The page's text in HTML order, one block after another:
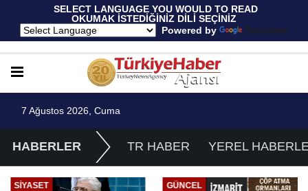
SELECT LANGUAGE YOU WOULD TO READ
OKUMAK İSTEDİĞİNİZ DİLİ SEÇİNİZ
Powered by
Translate
7 Ağustos 2026, Cuma
HABERLER TR HABER YEREL
SIYASET GÜNCEL